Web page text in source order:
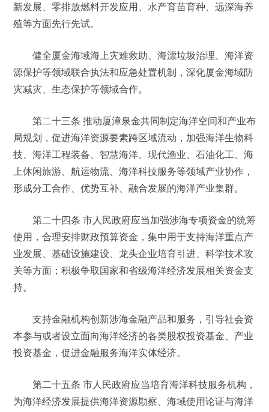
新发展、零排放燃料开发应用、水产育苗育种、远深海养
殖等方面先行先试。
健全厦金海域海上灾难救助、海漂垃圾治理、海洋资
源保护等领域联合执法和应急处置机制，深化厦金海域防
灾减灾、生态保护等领域合作。
第二十三条 推动厦漳泉金共同制定海洋空间和产业布
局规划，促进海洋资源要素跨区域流动，加强海洋生物科
技、海洋工程装备、智慧海洋、现代渔业、石油化工、海
上休闲旅游、航运物流、海洋科技服务等领域产业协作，
形成分工合作、优势互补、融合发展的海洋产业集群。
第二十四条 市人民政府应当加强涉海专项资金的统筹
使用，合理安排财政预算资金，集中用于支持海洋重点产
业发展、基础设施建设、龙头企业培育引进、科学技术攻
关等方面；积极争取国家和省级海洋经济发展相关资金支
持。
支持金融机构创新涉海金融产品和服务，引导社会资
本参与或者设立面向海洋经济的各类股权投资基金、产业
投资基金，促进金融服务海洋实体经济。
第二十五条 市人民政府应当培育海洋科技服务机构，
为海洋经济发展提供海洋资源勘察、海域使用论证与海洋